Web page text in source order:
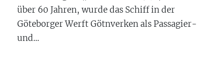
über 60 Jahren, wurde das Schiff in der
Göteborger Werft Götnverken als Passagier-
und...